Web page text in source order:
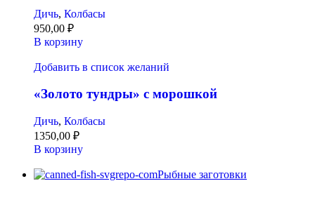
Дичь, Колбасы
950,00 ₽
В корзину
Добавить в список желаний
«Золото тундры» с морошкой
Дичь, Колбасы
1350,00 ₽
В корзину
Рыбные заготовки